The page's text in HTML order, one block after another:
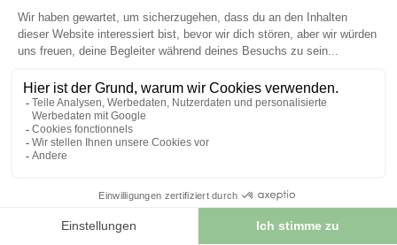
Authentifizierung
Seguimiento de pedidos
INFORMATIONEN
Unser Kräuterladen